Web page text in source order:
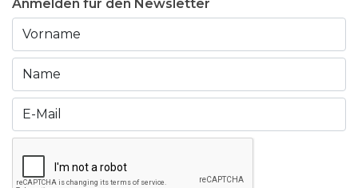
Anmelden für den Newsletter